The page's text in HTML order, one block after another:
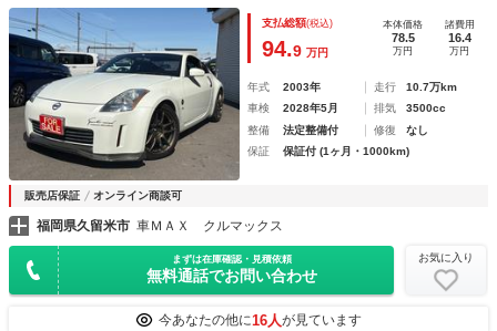
ントスポイラー ＥＴＣＨＩＤライト
支払総額(税込)
94.9 万円
本体価格
78.5
万円
諸費用
16.4
万円
年式 2003年 走行
10.7万km
車検
2028年5月 排気
3500cc
整備
法定整備付 修復
なし
保証
保証付 (1ヶ月・1000km)
販売店保証 オンライン商談可
福岡県久留米市 車ＭＡＸ クルマックス
まずは在庫確認・見積依頼
無料通話でお問い合わせ
お気に入り
今あなたの他に16人が見ています